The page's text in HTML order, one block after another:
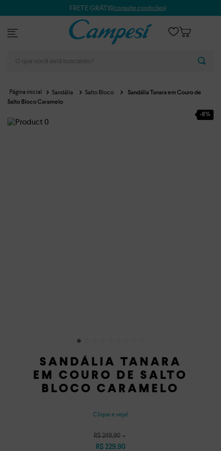
FRETE GRÁTIS(consulte condições)
Sandália Salto Bloco
Sandália Tanara em Couro de
Salto Bloco Caramelo
-8%
SANDÁLIA TANARA
EM COURO DE SALTO
BLOCO CARAMELO
Clique e veja!
R$ 249,90
R$ 229,90